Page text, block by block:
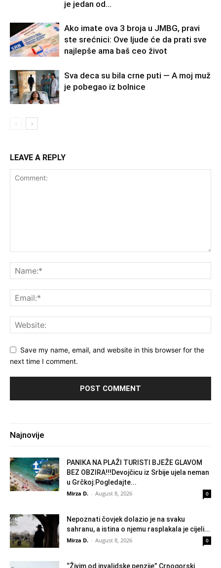
je jedan od...
Ako imate ova 3 broja u JMBG, pravi
ste srećnici: Ove ljude će da prati sve
najlepše ama baš ceo život
Sva deca su bila crne puti — A moj muž
je pobegao iz bolnice
LEAVE A REPLY
Save my name, email, and website in this browser for the
next time I comment.
Najnovije
PANIKA NA PLAŽI TURISTI BJEŽE GLAVOM
BEZ OBZIRA!!!Devojčicu iz Srbije ujela neman
u Grčkoj:Pogledajte...
Mirza D. - August 8, 2026 0
Nepoznati čovjek dolazio je na svaku
sahranu, a istina o njemu rasplakala je cijeli...
Mirza D. - August 8, 2026 0
“Živim od invalidske penzije” Crnogorski